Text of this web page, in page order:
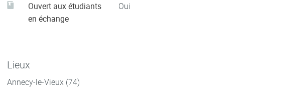
Ouvert aux étudiants
en échange
Oui
Lieux
Annecy-le-Vieux (74)